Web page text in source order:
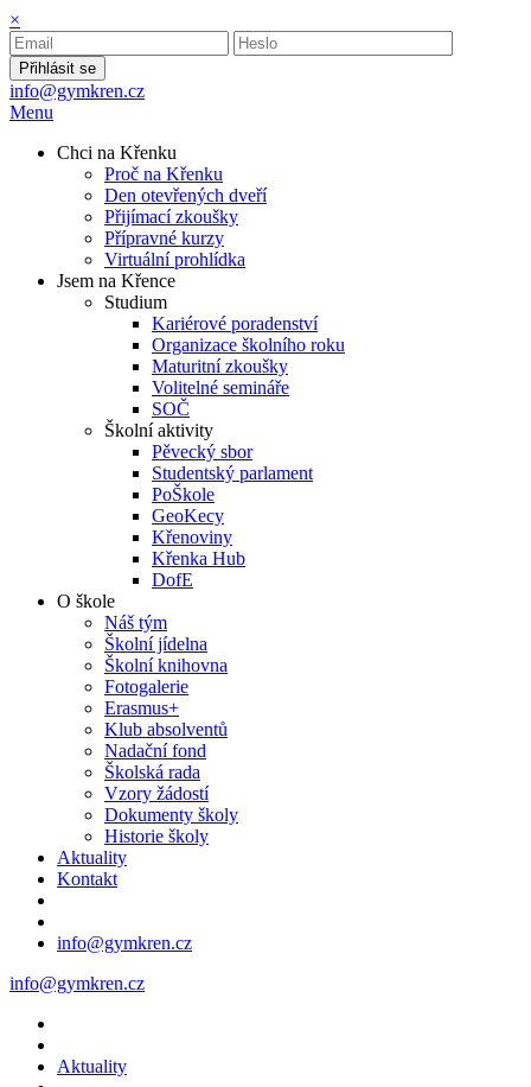
×
Přihlásit se
info@gymkren.cz
Menu
Chci na Křenku
Proč na Křenku
Den otevřených dveří
Přijímací zkoušky
Přípravné kurzy
Virtuální prohlídka
Jsem na Křence
Studium
Kariérové poradenství
Organizace školního roku
Maturitní zkoušky
Volitelné semináře
SOČ
Školní aktivity
Pěvecký sbor
Studentský parlament
PoŠkole
GeoKecy
Křenoviny
Křenka Hub
DofE
O škole
Náš tým
Školní jídelna
Školní knihovna
Fotogalerie
Erasmus+
Klub absolventů
Nadační fond
Školská rada
Vzory žádostí
Dokumenty školy
Historie školy
Aktuality
Kontakt
info@gymkren.cz
info@gymkren.cz
Aktuality